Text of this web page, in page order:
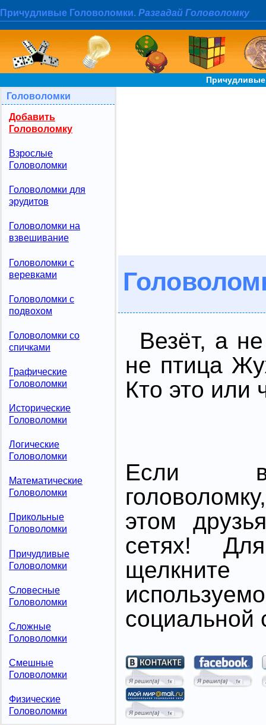
Причудливые Головоломки. Разгадай Головоломку
Головоломки
Добавить
Головоломку
Взрослые
Головоломки
Головоломки для
эрудитов
Головоломки на
взвешивание
Головоломки с
веревками
Головоломки с
подвохом
Головоломки со
спичками
Графические
Головоломки
Исторические
Головоломки
Логические
Головоломки
Математические
Головоломки
Прикольные
Головоломки
Причудливые
Головоломки
Словесные
Головоломки
Сложные
Головоломки
Смешные
Головоломки
Физические
Головоломки
Везёт, а
не птица
Кто это или
Если
этом
сетях!
социальной